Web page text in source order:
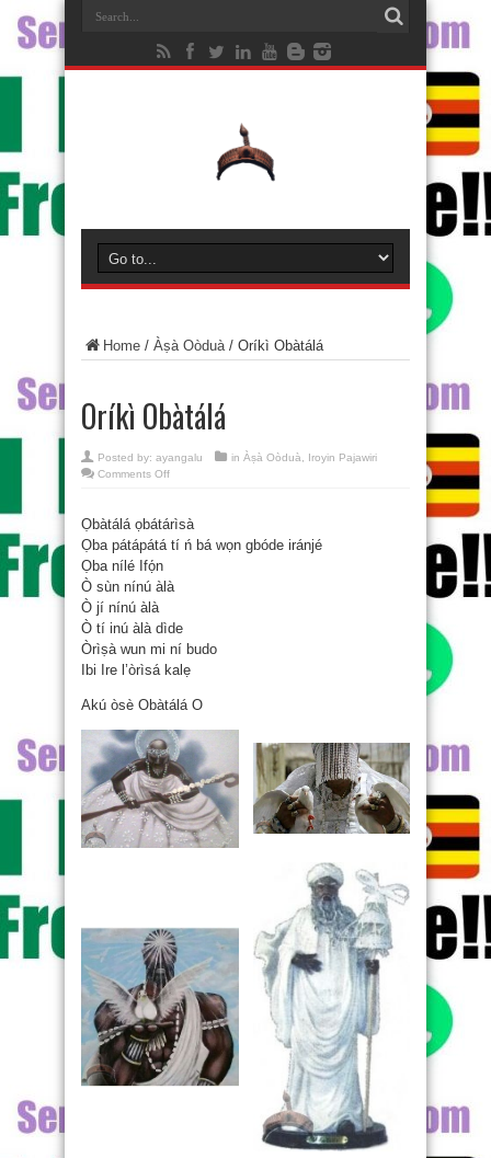
Home / Àṣà Oòduà/ Oríkì Obàtálá
Oríkì Obàtálá
Posted by: ayangalu in Àṣà Oòduà
Iroyin Pajawiri
Comments Offon
Ọbàtálá ọbátárìsà
Ọba pátápátá tí ń bá wọn gbóde iránjé
Ọba nílé Ifọ́n
Ò sùn nínú àlà
Ò jí nínú àlà
Ò tí inú àlà dìde
Òrìṣà wun mi ní budo
Ibi Ire l’òrìsá kalẹ
Akú òsè Obàtálá O